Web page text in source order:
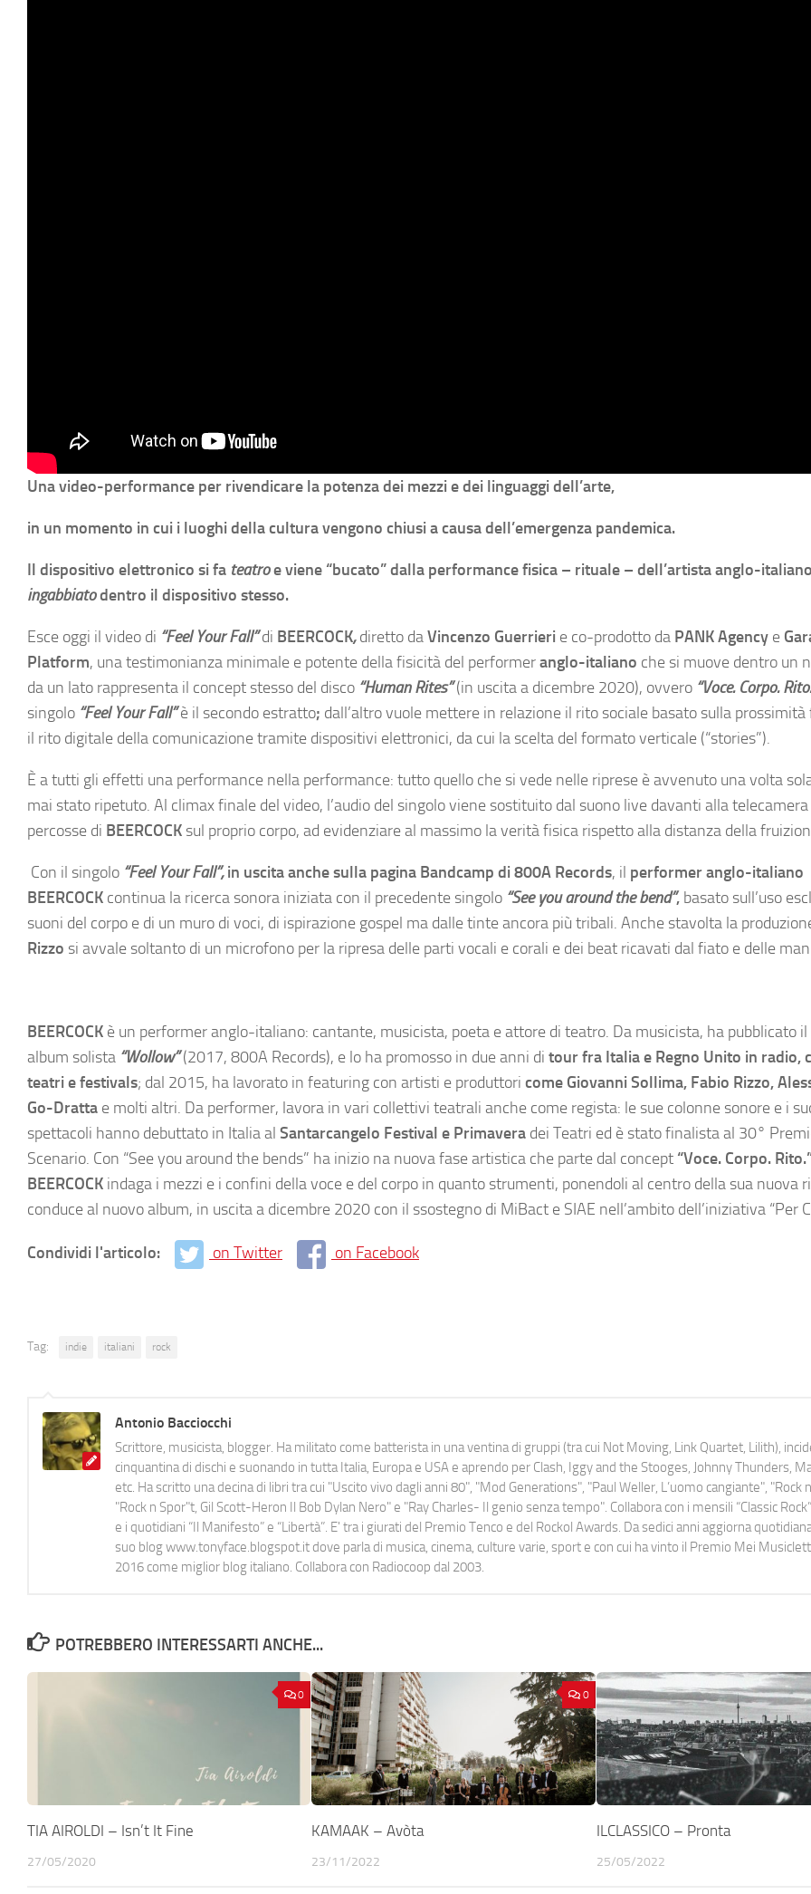
Una video-performance per rivendicare la potenza dei mezzi e dei linguaggi dell’arte,
in un momento in cui i luoghi della cultura vengono chiusi a causa dell’emergenza pandemica.
Il dispositivo elettronico si fa teatroe viene “bucato” dalla performance fisica – rituale – dell’artista anglo-
ingabbiatodentro il dispositivo stesso.
Esce oggi il video di “Feel Your Fall”di BEERCOCK,diretto daVincenzo Guerrieri e co-prodotto da PANK Agency e
Platform, una testimonianza minimale e potente della fisicità del performeranglo-italiano che si muove dentro un
da un lato rappresenta il concept stesso del disco “Human Rites”(in uscita a dicembre 2020), ovvero “Voce. Corpo.
singolo “Feel Your Fall”è il secondo estratto; dall’altro vuole mettere in relazione il rito sociale basato sulla prossimità
il rito digitale della comunicazione tramite dispositivi elettronici, da cui la scelta del formato verticale (“stories”).
È a tutti gli effetti una performance nella performance: tutto quello che si vede nelle riprese è avvenuto una volta
mai stato ripetuto. Al climax finale del video, l’audio del singolo viene sostituito dal suono live davanti alla
percosse di BEERCOCK sul proprio corpo, ad evidenziare al massimo la verità fisica rispetto alla distanza della
Con il singolo “Feel Your Fall”,in uscita anche sulla pagina Bandcamp di 800A Records, il performer anglo-italiano
BEERCOCK continua la ricerca sonora iniziata con il precedente singolo “See you around the bend”, basato sull’uso
suoni del corpo e di un muro di voci, di ispirazione gospel ma dalle tinte ancora più tribali. Anche stavolta la
Rizzo si avvale soltanto di un microfono per la ripresa delle parti vocali e corali e dei beat ricavati dal fiato e delle
BEERCOCK è un performer anglo-italiano: cantante, musicista, poeta e attore di teatro. Da musicista, ha pubblicato
album solista “Wollow”(2017, 800A Records), e lo ha promosso in due anni di tour fra Italia e Regno Unito in radio,
teatri e festivals; dal 2015, ha lavorato in featuring con artisti e produttori come Giovanni Sollima, Fabio Rizzo,
Go-Dratta e molti altri. Da performer, lavora in vari collettivi teatrali anche come regista: le sue colonne sonore e i
spettacoli hanno debuttato in Italia al Santarcangelo Festival e Primavera dei Teatri ed è stato finalista al 30°
Scenario. Con “See you around the bends” ha inizio na nuova fase artistica che parte dal concept “Voce. Corpo.
BEERCOCK indaga i mezzi e i confini della voce e del corpo in quanto strumenti, ponendoli al centro della sua nuova
conduce al nuovo album, in uscita a dicembre 2020 con il ssostegno di MiBact e SIAE nell’ambito dell’iniziativa “Per
Condividi l'articolo: on Twitter on Facebook
Tag: indie italiani rock
Antonio Bacciocchi
Scrittore, musicista, blogger. Ha militato come batterista in una ventina di gruppi (tra cui Not Moving, Link Quartet, Lilith),
cinquantina di dischi e suonando in tutta Italia, Europa e USA e aprendo per Clash, Iggy and the Stooges, Johnny Thunders,
etc. Ha scritto una decina di libri tra cui "Uscito vivo dagli anni 80", "Mod Generations", "Paul Weller, L’uomo cangiante", "Rock
"Rock n Spor"t, Gil Scott-Heron Il Bob Dylan Nero" e "Ray Charles- Il genio senza tempo". Collabora con i mensili “Classic
e i quotidiani “Il Manifesto” e “Libertà”. E' tra i giurati del Premio Tenco e del Rockol Awards. Da sedici anni aggiorna
suo blog www.tonyface.blogspot.it dove parla di musica, cinema, culture varie, sport e con cui ha vinto il Premio Mei
2016 come miglior blog italiano. Collabora con Radiocoop dal 2003.
POTREBBERO INTERESSARTI ANCHE...
0
TIA AIROLDI – Isn’t It Fine
27/05/2020
0
KAMAAK – Avòta
23/11/2022
ILCLASSICO – Pronta
25/05/2022